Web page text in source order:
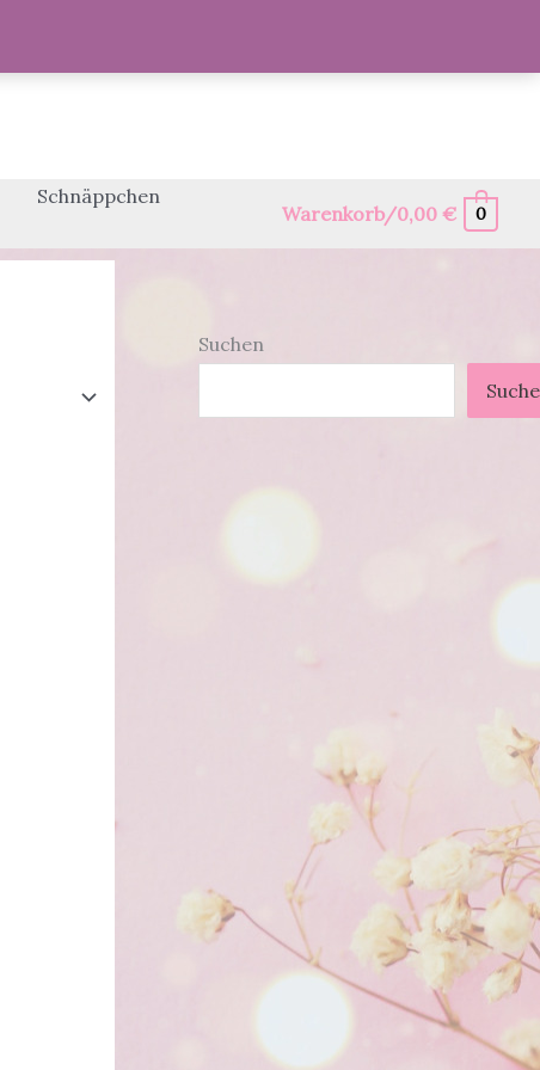
Schnäppchen
Warenkorb/0,00€ 0
Suchen